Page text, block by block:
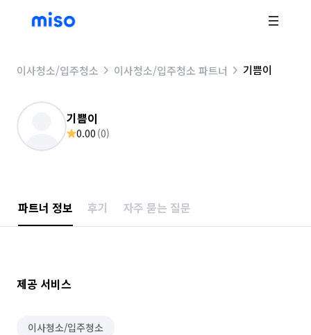
이사청소/입주청소 이사청소/입주청소 파트너 기쁨이
기쁨이
0.00 (0)
파트너 정보 후기 자주 묻는 질문
제공 서비스
이사청소/입주청소